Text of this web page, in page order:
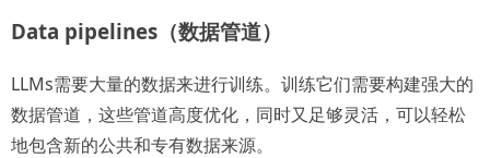
Data pipelines（数据管道）
LLMs需要大量的数据来进行训练。训练它们需要构建强大的
数据管道，这些管道高度优化，同时又足够灵活，可以轻松
地包含新的公共和专有数据来源。